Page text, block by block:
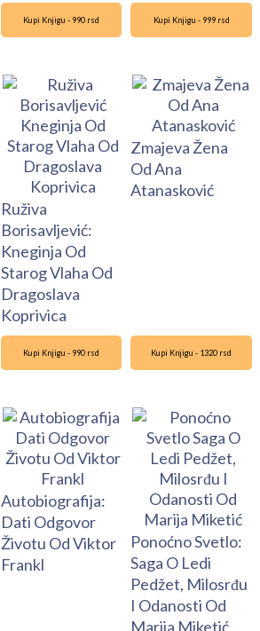
Kupi Knjigu - 990 rsd
Ruživa
Borisavljević:
Kneginja Od
Starog Vlaha Od
Dragoslava
Koprivica
Kupi Knjigu - 999 rsd
Zmajeva Žena
Od Ana
Atanasković
Kupi Knjigu - 990 rsd
Autobiografija:
Dati Odgovor
Životu Od Viktor
Frankl
Kupi Knjigu - 1320 rsd
Ponoćno Svetlo:
Saga O Ledi
Pedžet, Milosrđu
I Odanosti Od
Marija Miketić